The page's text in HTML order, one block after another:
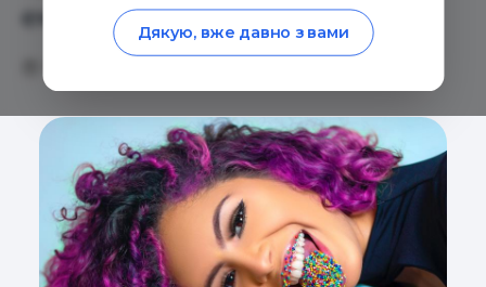
емоційного інтелекту
Дякую, вже давно з вами